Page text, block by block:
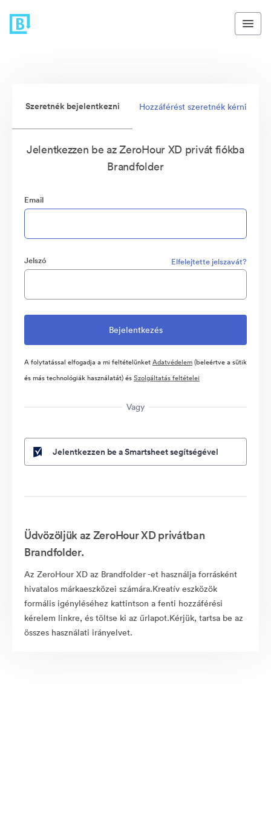
Szeretnék bejelentkezni Hozzáférést szeretnék kérni
Jelentkezzen be az ZeroHour XD privát fiókba
Brandfolder
Email
Jelszó Elfelejtette jelszavát?
A folytatással elfogadja a mi feltételünketAdatvédelem(beleértve a sütik
és más technológiák használatát) ésSzolgáltatás feltételei
Vagy
Jelentkezzen be a Smartsheet segítségével
Üdvözöljük az ZeroHour XD privátban
Brandfolder.
Az ZeroHour XD az Brandfolder -et használja forrásként
hivatalos márkaeszközei számára.Kreatív eszközök
formális igényléséhez kattintson a fenti hozzáférési
kérelem linkre, és töltse ki az űrlapot.Kérjük, tartsa be az
összes használati irányelvet.